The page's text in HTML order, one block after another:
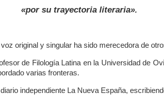
«por su trayectoria literaria».
original y singular ha sido merecedora de
de Filología Latina en la Universidad de
varias fronteras.
independiente La Nueva España,